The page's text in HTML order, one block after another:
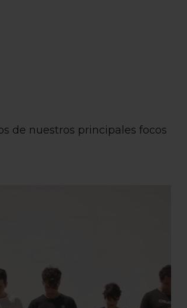
de nuestros principales focos